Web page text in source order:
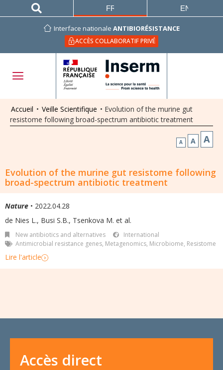
Interface nationale ANTIBIORÉSISTANCE
ACCÈS COLLABORATIF PRIVÉ
FRANÇAIS ENGLISH
Accueil • Veille Scientifique • Evolution of the murine gut
resistome following broad-spectrum antibiotic treatment
A A A
Evolution of the murine gut resistome following
broad-spectrum antibiotic treatment
Nature • 2022.04.28
de Nies L., Busi S.B., Tsenkova M. et al.
New antibiotics and alternatives
International
Antimicrobial resistance genes, Metagenomics, Microbiome, Resistome
Lire l'article
Accès direct